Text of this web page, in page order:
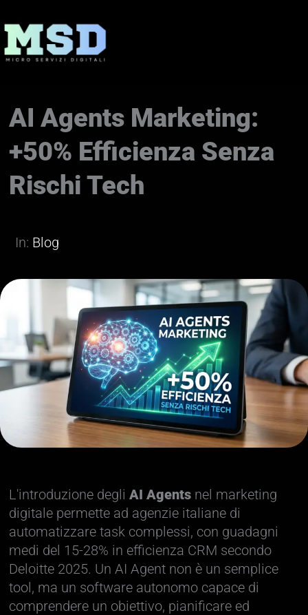
al
contenuto
AI Agents Marketing:
+50% Efficienza Senza
Rischi Tech
In: Blog
L'introduzione degliAI Agents nel marketing
digitale permette ad agenzie italiane di
automatizzare task complessi, con guadagni
medi del 15-28% in efficienza CRM secondo
Deloitte 2025. Un AI Agent non è un semplice
tool, ma un software autonomo capace di
comprendere un obiettivo, pianificare ed